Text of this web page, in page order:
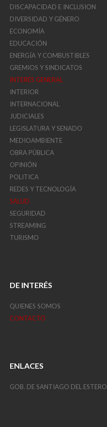
DISCAPACIDAD E INCLUSION
DIVERSIDAD Y GÉNERO
ECONOMÍA
EDUCACIÓN
ENERGÍA Y COMBUSTIBLES
GREMIOS Y SINDICATOS
INTERÉS GENERAL
INTERIOR
INTERNACIONAL
JUDICIALES
LEGISLATURA Y SENADO
MEDIOAMBIENTE
OBRA PÚBLICA
OPINIÓN
POLITICA
REDES Y TECNOLOGÍA
SALUD
SEGURIDAD
STREAMING
TURISMO
DE INTERÉS
QUIENES SOMOS
CONTACTO
ENLACES
GOB. DE SANTIAGO DEL ESTERO